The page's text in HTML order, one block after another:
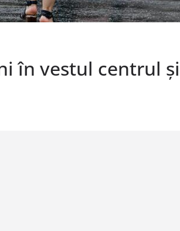
în vestul centrul și